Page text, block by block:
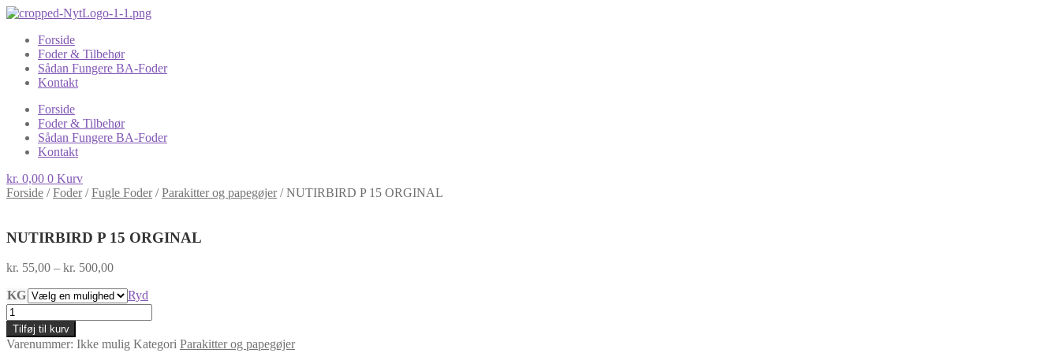
Forside
Foder & Tilbehør
Sådan Fungere BA-Foder
Kontakt
Forside
Foder & Tilbehør
Sådan Fungere BA-Foder
Kontakt
kr. 0,00 0 Kurv
Forside /Foder/Fugle Foder/Parakitter og papegøjer/NUTIRBIRD P 15 ORGINAL
NUTIRBIRD P 15 ORGINAL
kr. 55,00 – kr. 500,00Prisinterval:
til
kr. 500,00
KG
Ryd
NUTIRBIRD
P
15
Tilføj til kurv
Varenummer: Ikke mulig Kategori Parakitter og papegøjer